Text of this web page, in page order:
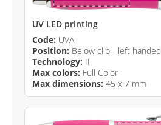
UV LED printing
Code: UVA
Position: Below clip - left handed
Technology: II
Max colors: Full Color
Max dimensions: 45 x 7 mm